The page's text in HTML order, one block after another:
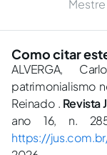
Como citar
ALVERGA,
patrimonialismo
Reinado . Revista
ano 16, n.
https://